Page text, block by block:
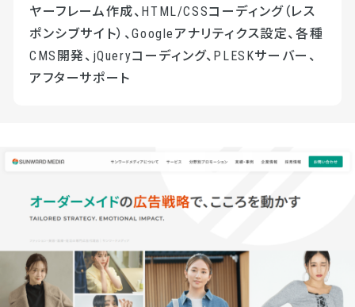
ヤーフレーム作成、HTML/CSSコーディング（レス
ポンシブサイト）、Googleアナリティクス設定、各種
CMS開発、jQueryコーディング、PLESKサーバー、
アフターサポート